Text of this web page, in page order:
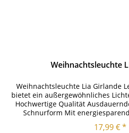
Weihnachtsleuchte
Weihnachtsleuchte Lia Girlande
bietet ein außergewöhnliches
Hochwertige Qualität
Schnurform Mit
ausgestattet
17,99 € *